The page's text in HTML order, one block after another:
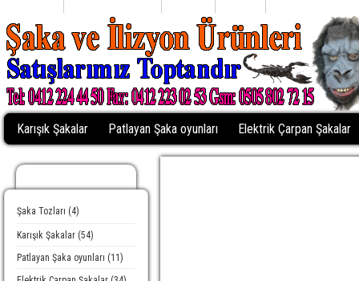
Karışık Şakalar Patlayan Şaka oyunları Elektrik Çarpan Şakalar
Şaka Tozları (4)
Karışık Şakalar (54)
Patlayan Şaka oyunları (11)